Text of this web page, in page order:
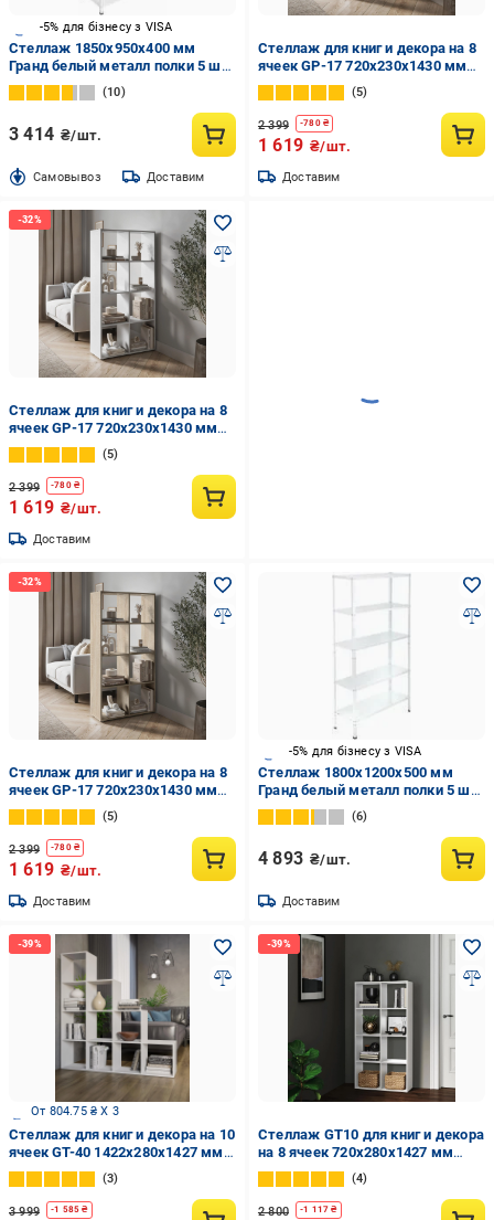
-5% для бізнесу з VISA
Стеллаж 1850x950x400 мм
Гранд белый металл полки 5 шт.
крашенный
10
3 414 ₴/шт.
Cамовывоз Доставим
Стеллаж для книг и декора на 8
ячеек GP-17 720х230х1430 мм
Антрацит
5
2 399 -780₴
1 619 ₴/шт.
Доставим
Стеллаж для книг и декора на 8
ячеек GP-17 720х230х1430 мм
Белый
5
2 399 -780₴
1 619 ₴/шт.
Доставим
Стеллаж для книг и декора на 8
ячеек GP-17 720х230х1430 мм
Дуб Сонома
5
2 399 -780₴
1 619 ₴/шт.
Доставим
-5% для бізнесу з VISA
Стеллаж 1800x1200x500 мм
Гранд белый металл полки 5 шт.
крашенный
6
4 893 ₴/шт.
Доставим
От 804.75 ₴ X 3
Стеллаж для книг и декора на 10
ячеек GT-40 1422х280х1427 мм
Белый (20319082)
3
3 999 -1 585 ₴
Стеллаж GT10 для книг и декора
на 8 ячеек 720х280х1427 мм
ДСП 16 мм Белый (20320156)
4
2 800 -1 117 ₴